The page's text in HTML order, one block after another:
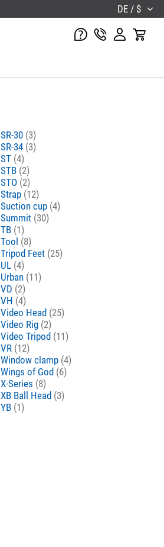
DE / $
SR-30 (3)
SR-34 (3)
ST (4)
STB (2)
STO (2)
Strap (12)
Suction cup (4)
Summit (30)
TB (1)
Tool (8)
Tripod Feet (25)
UL (4)
Urban (11)
VD (2)
VH (4)
Video Head (25)
Video Rig (2)
Video Tripod (11)
VR (12)
Window clamp (4)
Wings of God (6)
X-Series (8)
XB Ball Head (3)
YB (1)